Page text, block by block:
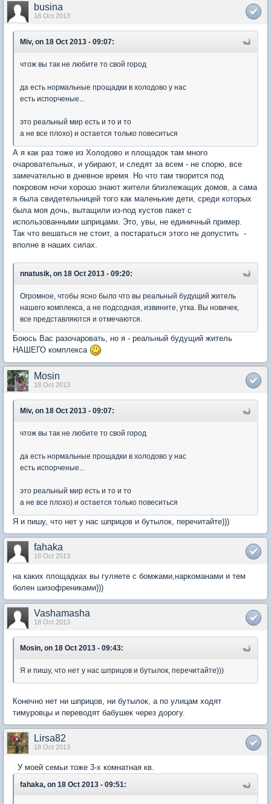
busina
18 Oct 2013
Miv, on 18 Oct 2013 - 09:07:
чтож вы так не любите то свой город
да есть нормальные прощадки в холодово у нас
есть испорченые...
это реальный мир есть и то и то
а не все плохо) и остается только повеситься
А я как раз тоже из Холодово и площадок там много
очаровательных, и убирают, и следят за всем - не спорю, все
замечательно в дневное время. Но что там творится под
покровом ночи хорошо знают жители близлежащих домов, а сама
я была свидетельницей того как маленькие дети, среди которых
была моя дочь, вытащили из-под кустов пакет с
использованными шприцами. Это, увы, не единичный пример.
Так что вешаться не стоит, а постараться этого не допустить -
вполне в наших силах.
nnatusik, on 18 Oct 2013 - 09:20:
Огромное, чтобы ясно было что вы реальный будущий житель
нашего комплекса, а не подсодная, извините, утка. Вы новичек,
все представляются и отмечаются.
Боюсь Вас разочаровать, но я - реальный будущий житель
НАШЕГО комплекса
Mosin
18 Oct 2013
Miv, on 18 Oct 2013 - 09:07:
чтож вы так не любите то свой город
да есть нормальные прощадки в холодово у нас
есть испорченые...
это реальный мир есть и то и то
а не все плохо) и остается только повеситься
Я и пишу, что нет у нас шприцов и бутылок, перечитайте)))
fahaka
18 Oct 2013
на каких площадках вы гуляете с бомжами,наркоманами и тем
болен шизофрениками)))
Vashamasha
18 Oct 2013
Mosin, on 18 Oct 2013 - 09:43:
Я и пишу, что нет у нас шприцов и бутылок, перечитайте)))
Конечно нет ни шприцов, ни бутылок, а по улицам ходят
тимуровцы и переводят бабушек через дорогу.
Lirsa82
18 Oct 2013
У моей семьи тоже 3-х комнатная кв.
fahaka, on 18 Oct 2013 - 09:51: